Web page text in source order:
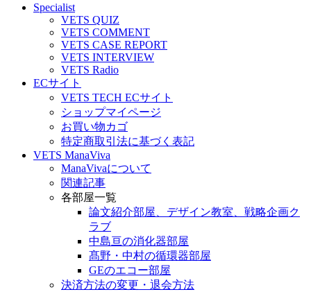
Specialist
VETS QUIZ
VETS COMMENT
VETS CASE REPORT
VETS INTERVIEW
VETS Radio
ECサイト
VETS TECH ECサイト
ショップマイページ
お買い物カゴ
特定商取引法に基づく表記
VETS ManaViva
ManaVivaについて
関連記事
各部屋一覧
論文紹介部屋、デザイン教室、戦略企画ク
ラブ
中島亘の消化器部屋
髙野・中村の循環器部屋
GEのエコー部屋
決済方法の変更・退会方法